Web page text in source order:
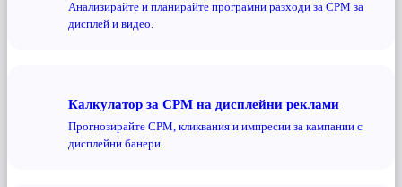
Анализирайте и планирайте програмни разходи за CPM за
дисплей и видео.
Калкулатор за CPM на дисплейни реклами
Прогнозирайте CPM, кликвания и импресии за кампании с
дисплейни банери.